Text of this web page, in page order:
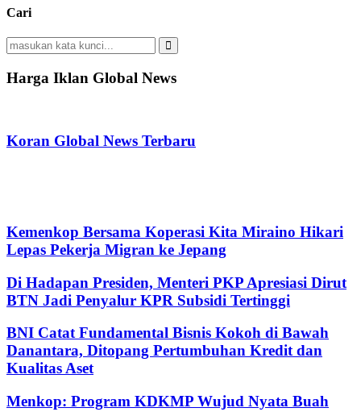
Cari
Search
for:
Search
Harga Iklan Global News
Koran Global News Terbaru
Kemenkop Bersama Koperasi Kita Miraino Hikari
Lepas Pekerja Migran ke Jepang
Di Hadapan Presiden, Menteri PKP Apresiasi Dirut
BTN Jadi Penyalur KPR Subsidi Tertinggi
BNI Catat Fundamental Bisnis Kokoh di Bawah
Danantara, Ditopang Pertumbuhan Kredit dan
Kualitas Aset
Menkop: Program KDKMP Wujud Nyata Buah